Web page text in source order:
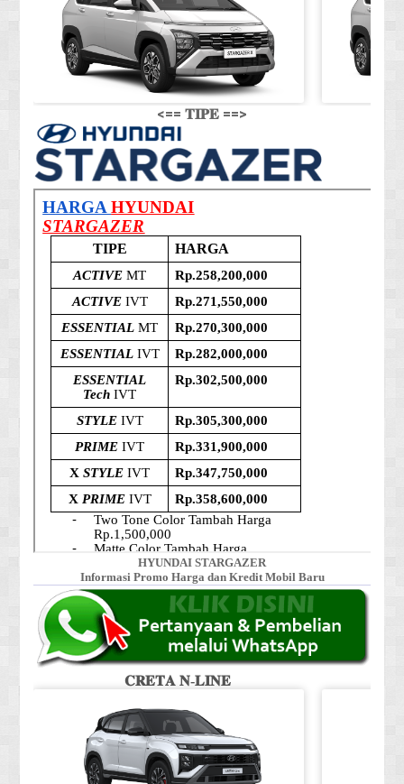
<== 𝐓𝐈𝐏𝐄 ==>
HYUNDAI STARGAZER
Informasi Promo Harga dan Kredit Mobil Baru
𝐂𝐑𝐄𝐓𝐀 𝐍-𝐋𝐈𝐍𝐄